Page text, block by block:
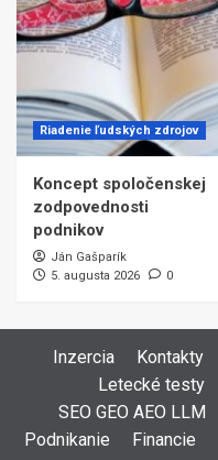
Riadenie ľudských zdrojov
Koncept spoločenskej
zodpovednosti
podnikov
Ján Gašparík
5. augusta 2026
0
Inzercia Kontakty
Letecké testy
SEO GEO AEO LLM
Podnikanie
Financie